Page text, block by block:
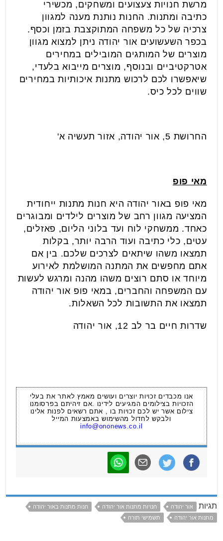
מרשת חנויות צעצועים ומשחקים, מכשירי
כתיבה ומתנות. החנות נותנת מענה למגוון
צרכיה של כל משפחה המתוקצבת בזמן וכסף.
בכפר השעשועים אור יהודה ניתן למצוא מגוון
מוצרים של המותגים המובילים במחירים
אטרקטיביים ובנוסף, מוצרים מייבוא בלעדי,
שיאפשרו לכם לרכוש מתנות איכותיות במחירים
שווים לכל כיס.
החרושת 5, אור יהודה, אזור תעשיה א'
מאי פופ
מאי פופ באור יהודה היא חנות מתנות ייחודית
המציעה מגוון רחב של מוצרים לילדים ומבוגרים
כאחד. ממשחקי לוח ועד בלוני הליום, פאזלים,
עטים, כלי כתיבה ועוד הרבה יותר, בקלות
תמצאו משהו שיתאים לצרכים שלכם. בין אם
אתם מחפשים את המתנה המושלמת לאירוע
מיוחד או סתם רוצים משהו מהנה ומרגש לעשות
עם המשפחה והחברים, במאי פופ אור יהודה
תמצאו את התשובות לכל השאלות.
שדרות חיים בר לב 12, אור יהודה
אנו מכבדים זכויות יוצרים ועושים מאמץ לאתר את בעלי
הזכויות בצילומים המגיעים לידינו .אם זיהיתם בפרסומנו
צילום אשר יש לכם זכויות בו , אתם רשאים לפנות אלינו
ולבקש לחדול מהשימוש באמצעות המייל
info@ononews.co.il
תגיות אור יהודה חנויות מתנות אור יהודה
חנות מתנות באור יהודה
מתנות אור יהודה
תשמישי תורה